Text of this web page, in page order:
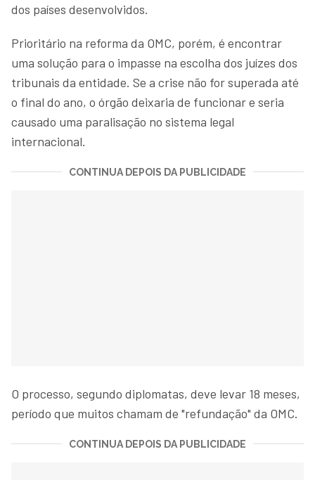
dos países desenvolvidos.
Prioritário na reforma da OMC, porém, é encontrar
uma solução para o impasse na escolha dos juízes dos
tribunais da entidade. Se a crise não for superada até
o final do ano, o órgão deixaria de funcionar e seria
causado uma paralisação no sistema legal
internacional.
CONTINUA DEPOIS DA PUBLICIDADE
O processo, segundo diplomatas, deve levar 18 meses,
período que muitos chamam de "refundação" da OMC.
CONTINUA DEPOIS DA PUBLICIDADE